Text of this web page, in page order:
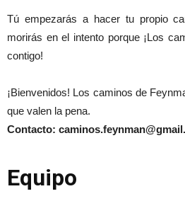
Tú empezarás a hacer tu propio
morirás en el intento porque ¡Los
contigo!
¡Bienvenidos! Los caminos de
que valen la pena.
Contacto:
Equipo